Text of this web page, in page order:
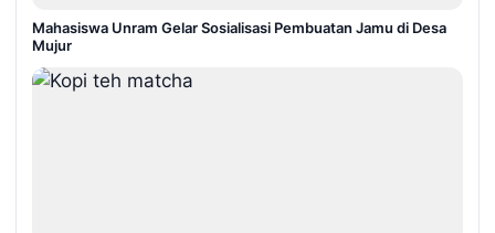
Mahasiswa Unram Gelar Sosialisasi Pembuatan Jamu di Desa
Mujur